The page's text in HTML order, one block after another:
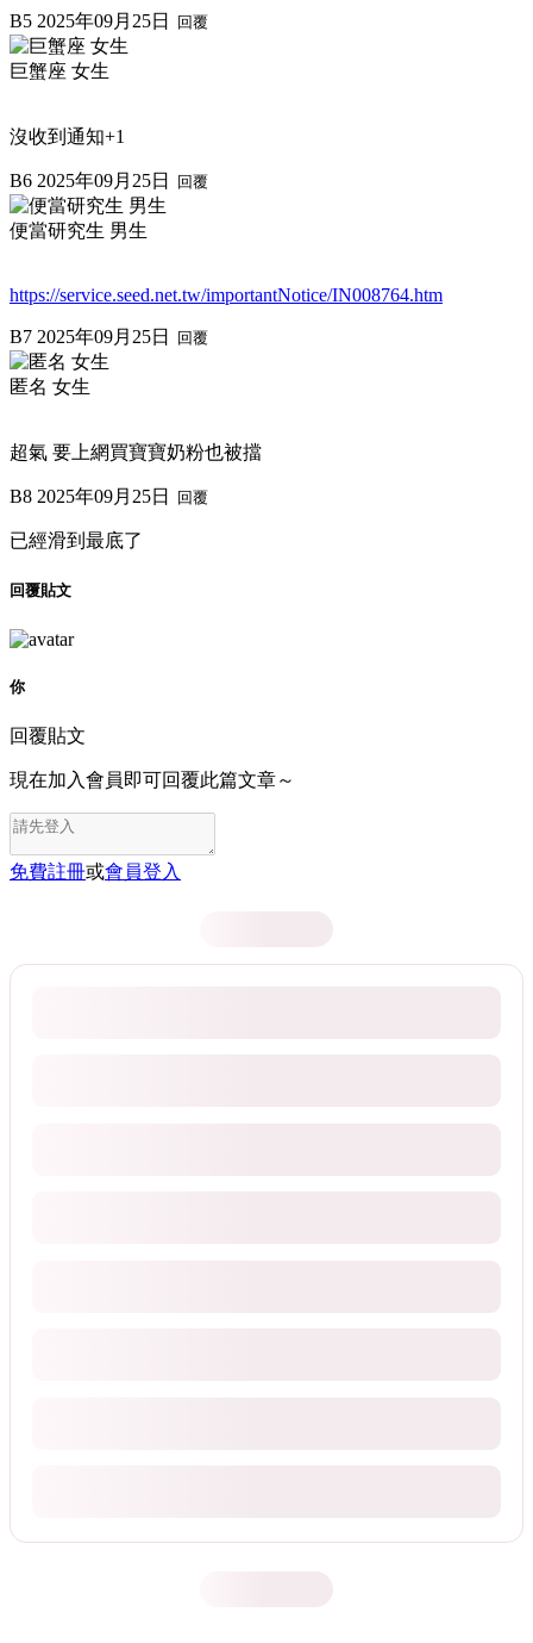
B5 2025年09月25日 回覆
巨蟹座 女生
沒收到通知+1
B6 2025年09月25日 回覆
便當研究生 男生
https://service.seed.net.tw/importantNotice/IN008764.htm
B7 2025年09月25日 回覆
匿名 女生
超氣 要上網買寶寶奶粉也被擋
B8 2025年09月25日 回覆
已經滑到最底了
回覆貼文
你
回覆貼文
現在加入會員即可回覆此篇文章～
免費註冊或會員登入